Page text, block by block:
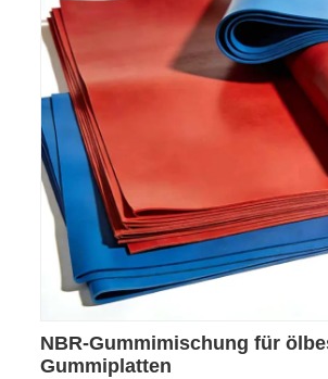
NBR-Gummimischung für
Gummiplatten